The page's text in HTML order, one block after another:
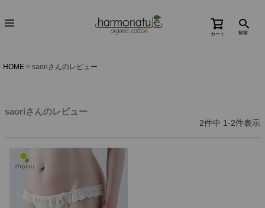
カート 検索
HOME saoriさんのレビュー
saoriさんのレビュー
2件中 1-2件表示